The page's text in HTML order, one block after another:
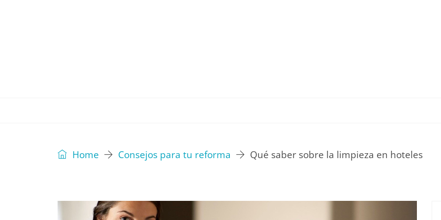
Home Consejos para tu reforma Qué saber sobre la limpieza en hoteles